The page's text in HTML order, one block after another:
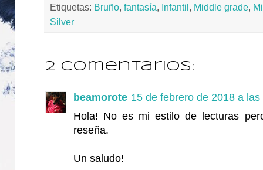
Etiquetas: Bruño fantasía Infantil Middle grade
Silver
2 comentarios:
beamorote 15 de febrero de 2018 a las
Hola! No es mi estilo de lecturas
reseña.
Un saludo!